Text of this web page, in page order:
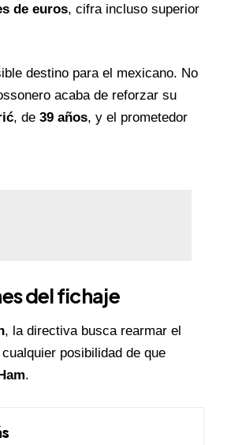
de euros, cifra incluso superior
destino para el mexicano. No
acaba de reforzar su
, de 39 años, y el prometedor
del fichaje
, la directiva busca rearmar el
posibilidad de que
.